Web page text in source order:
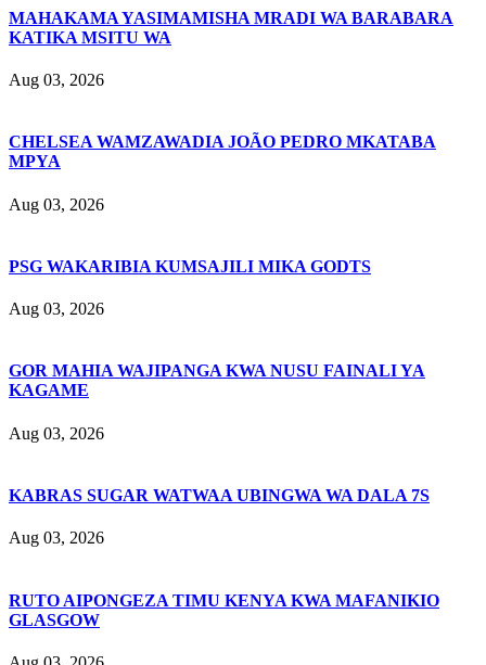
MAHAKAMA YASIMAMISHA MRADI WA BARABARA
KATIKA MSITU WA
Aug 03, 2026
CHELSEA WAMZAWADIA JOÃO PEDRO MKATABA
MPYA
Aug 03, 2026
PSG WAKARIBIA KUMSAJILI MIKA GODTS
Aug 03, 2026
GOR MAHIA WAJIPANGA KWA NUSU FAINALI YA
KAGAME
Aug 03, 2026
KABRAS SUGAR WATWAA UBINGWA WA DALA 7S
Aug 03, 2026
RUTO AIPONGEZA TIMU KENYA KWA MAFANIKIO
GLASGOW